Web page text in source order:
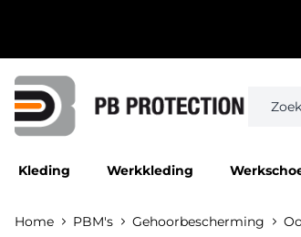
Kleding Werkkleding
Home PBM's Gehoorbescherming